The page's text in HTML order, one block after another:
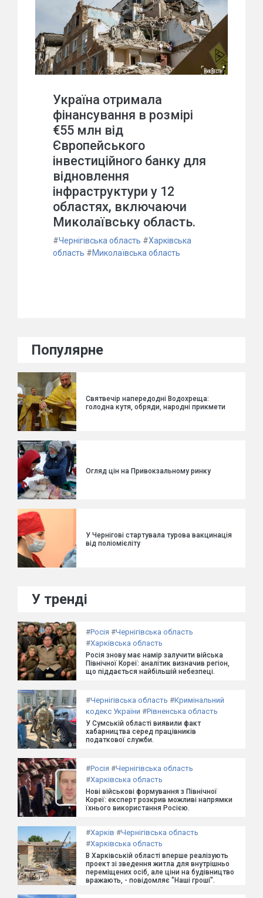
Україна отримала
фінансування в розмірі
€55 млн від
Європейського
інвестиційного банку для
відновлення
інфраструктури у 12
областях, включаючи
Миколаївську область.
#Чернігівська область #Харківська
область #Миколаївська область
Популярне
Святвечір напередодні Водохреща:
голодна кутя, обряди, народні прикмети
Огляд цін на Привокзальному ринку
У Чернігові стартувала турова вакцинація
від поліомієліту
У тренді
#Росія #Чернігівська область
#Харківська область
Росія знову має намір залучити війська
Північної Кореї: аналітик визначив регіон,
що піддається найбільшій небезпеці.
#Чернігівська область #Кримінальний
кодекс України #Рівненська область
У Сумській області виявили факт
хабарництва серед працівників
податкової служби.
#Росія #Чернігівська область
#Харківська область
Нові військові формування з Північної
Кореї: експерт розкрив можливі напрямки
їхнього використання Росією.
#Харків #Чернігівська область
#Харківська область
В Харківській області вперше реалізують
проект зі зведення житла для внутрішньо
переміщених осіб, але ціни на будівництво
вражають, - повідомляє "Наші гроші".